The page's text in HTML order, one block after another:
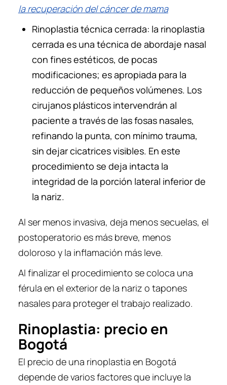
la recuperación del cáncer de mama
Rinoplastia técnica cerrada: la rinoplastia
cerrada es una técnica de abordaje nasal
con fines estéticos, de pocas
modificaciones; es apropiada para la
reducción de pequeños volúmenes. Los
cirujanos plásticos intervendrán al
paciente a través de las fosas nasales,
refinando la punta, con mínimo trauma,
sin dejar cicatrices visibles. En este
procedimiento se deja intacta la
integridad de la porción lateral inferior de
la nariz.
Al ser menos invasiva, deja menos secuelas, el
postoperatorio es más breve, menos
doloroso y la inflamación más leve.
Al finalizar el procedimiento se coloca una
férula en el exterior de la nariz o tapones
nasales para proteger el trabajo realizado.
Rinoplastia: precio en
Bogotá
El precio de una rinoplastia en Bogotá
depende de varios factores que incluye la